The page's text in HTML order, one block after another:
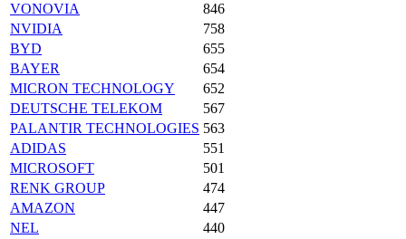
VONOVIA
846
NVIDIA
758
BYD
655
BAYER
654
MICRON TECHNOLOGY
652
DEUTSCHE TELEKOM
567
PALANTIR TECHNOLOGIES 563
ADIDAS
551
MICROSOFT
501
RENK GROUP
474
AMAZON
447
NEL
440